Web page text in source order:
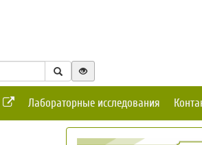
Лабораторные исследования